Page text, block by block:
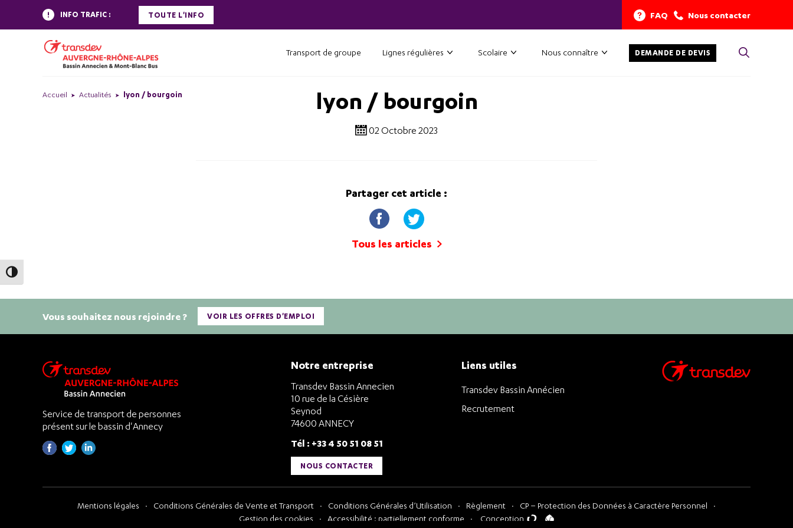
Passer en contraste élevé
INFO TRAFIC : TOUTE L'INFO FAQ Nous contacter
Transport de groupe Lignes régulières Scolaire Nous connaître DEMANDE DE DEVIS
Accueil Actualités lyon / bourgoin lyon / bourgoin
02 Octobre 2023
Partager cet article :
Tous les articles
Vous souhaitez nous rejoindre ? VOIR LES OFFRES D'EMPLOI
Service de transport de personnes
présent sur le bassin d'Annecy
Notre entreprise
Transdev Bassin Annecien
10 rue de la Césière
Seynod
74600 ANNECY
Tél : +33 4 50 51 08 51
NOUS CONTACTER
Liens utiles
Transdev Bassin Annécien
Recrutement
Mentions légales Conditions Générales de Vente et Transport Conditions Générales d’Utilisation Règlement
CP – Protection des Données à Caractère Personnel
Gestion des cookies
Accessibilité : partiellement conforme Conception